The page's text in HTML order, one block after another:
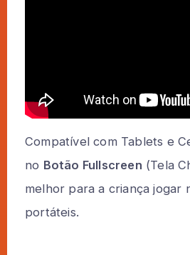
Compatível com Tablets e
no Botão Fullscreen (Tela
melhor para a criança jogar
portáteis.